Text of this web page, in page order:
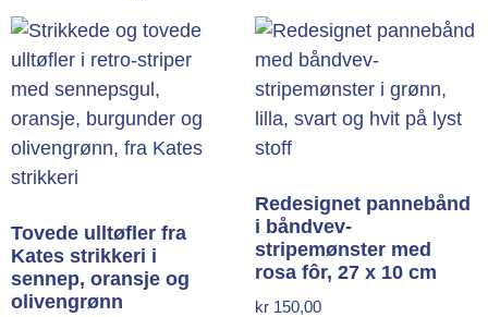
Tovede ulltøfler fra
Kates strikkeri i
sennep, oransje og
olivengrønn
Redesignet pannebånd
i båndvev-
stripemønster med
rosa fôr, 27 x 10 cm
kr 150,00